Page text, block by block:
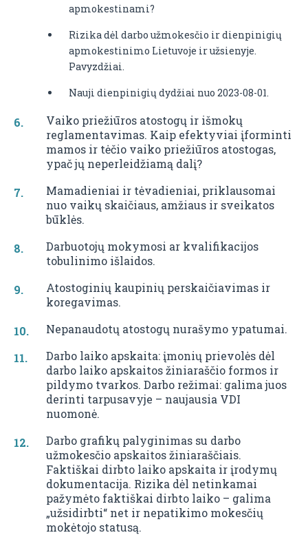
apmokestinami?
Rizika dėl darbo užmokesčio ir dienpinigių
apmokestinimo Lietuvoje ir užsienyje.
Pavyzdžiai.
Nauji dienpinigių dydžiai nuo 2023-08-01.
Vaiko priežiūros atostogų ir išmokų
reglamentavimas. Kaip efektyviai įforminti
mamos ir tėčio vaiko priežiūros atostogas,
ypač jų neperleidžiamą dalį?
Mamadieniai ir tėvadieniai, priklausomai
nuo vaikų skaičiaus, amžiaus ir sveikatos
būklės.
Darbuotojų mokymosi ar kvalifikacijos
tobulinimo išlaidos.
Atostoginių kaupinių perskaičiavimas ir
koregavimas.
Nepanaudotų atostogų nurašymo ypatumai.
Darbo laiko apskaita: įmonių prievolės dėl
darbo laiko apskaitos žiniaraščio formos ir
pildymo tvarkos. Darbo režimai: galima juos
derinti tarpusavyje – naujausia VDI
nuomonė.
Darbo grafikų palyginimas su darbo
užmokesčio apskaitos žiniaraščiais.
Faktiškai dirbto laiko apskaita ir įrodymų
dokumentacija. Rizika dėl netinkamai
pažymėto faktiškai dirbto laiko – galima
„užsidirbti“ net ir nepatikimo mokesčių
mokėtojo statusą.